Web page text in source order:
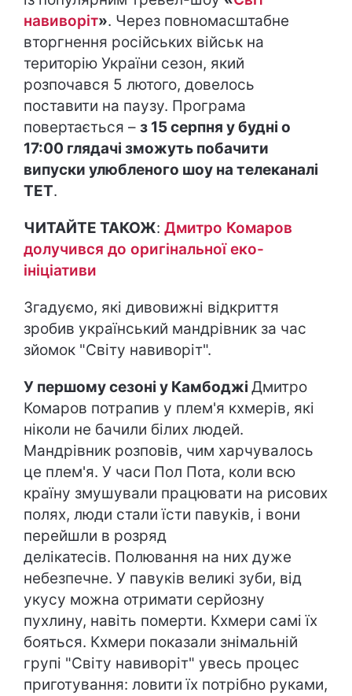
навиворіт». Через повномасштабне
вторгнення російських військ на
територію України сезон, який
розпочався 5 лютого, довелось
поставити на паузу. Програма
повертається – з 15 серпня у будні о
17:00 глядачі зможуть побачити
випуски улюбленого шоу на телеканалі
ТЕТ.
ЧИТАЙТЕ ТАКОЖ: Дмитро Комаров
долучився до оригінальної еко-
ініціативи
Згадуємо, які дивовижні відкриття
зробив український мандрівник за час
зйомок "Світу навиворіт".
У першому сезоні у Камбоджі Дмитро
Комаров потрапив у плем'я кхмерів, які
ніколи не бачили білих людей.
Мандрівник розповів, чим харчувалось
це плем'я. У часи Пол Пота, коли всю
країну змушували працювати на рисових
полях, люди стали їсти павуків, і вони
перейшли в розряд
делікатесів. Полювання на них дуже
небезпечне. У павуків великі зуби, від
укусу можна отримати серйозну
пухлину, навіть померти. Кхмери самі їх
бояться. Кхмери показали знімальній
групі "Світу навиворіт" увесь процес
приготування: ловити їх потрібно руками,